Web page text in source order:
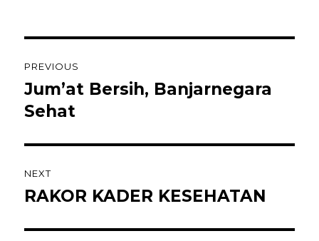
PREVIOUS
Jum’at Bersih, Banjarnegara
Sehat
NEXT
RAKOR KADER KESEHATAN